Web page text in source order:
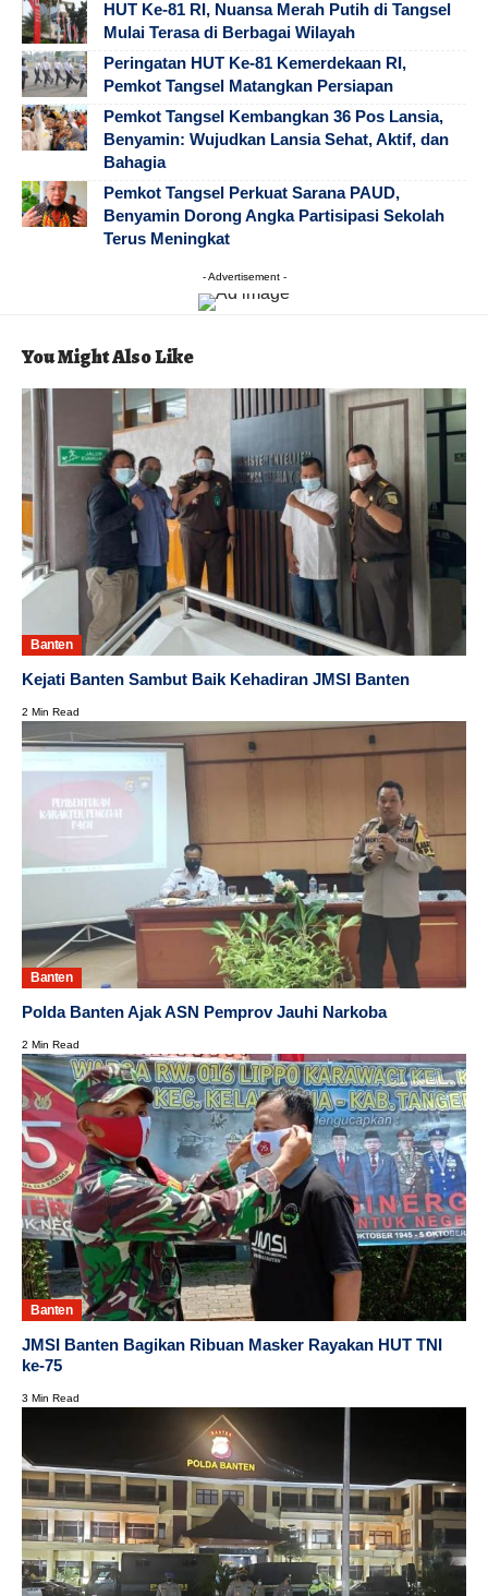
HUT Ke-81 RI, Nuansa Merah Putih di Tangsel
Mulai Terasa di Berbagai Wilayah
Peringatan HUT Ke-81 Kemerdekaan RI,
Pemkot Tangsel Matangkan Persiapan
Pemkot Tangsel Kembangkan 36 Pos Lansia,
Benyamin: Wujudkan Lansia Sehat, Aktif, dan
Bahagia
Pemkot Tangsel Perkuat Sarana PAUD,
Benyamin Dorong Angka Partisipasi Sekolah
Terus Meningkat
- Advertisement -
You Might Also Like
Banten
Kejati Banten Sambut Baik Kehadiran JMSI Banten
2 Min Read
Banten
Polda Banten Ajak ASN Pemprov Jauhi Narkoba
2 Min Read
Banten
JMSI Banten Bagikan Ribuan Masker Rayakan HUT TNI
ke-75
3 Min Read